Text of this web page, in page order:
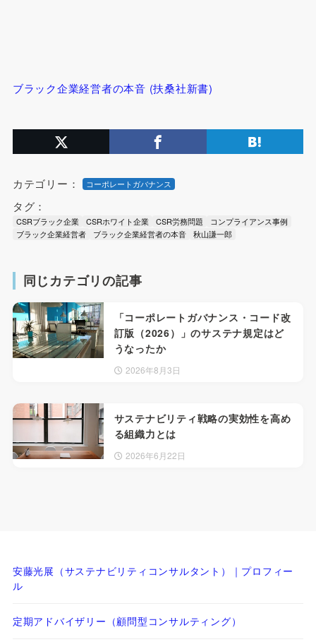
ブラック企業経営者の本音 (扶桑社新書)
カテゴリー： コーポレートガバナンス
タグ：
CSRブラック企業 CSRホワイト企業 CSR労務問題
コンプライアンス事例
ブラック企業経営者
ブラック企業経営者の本音 秋山謙一郎
同じカテゴリの記事
「コーポレートガバナンス・コード改
訂版（2026）」のサステナ規定はど
うなったか
2026年8月3日
サステナビリティ戦略の実効性を高め
る組織力とは
2026年6月22日
安藤光展（サステナビリティコンサルタント）｜プロフィー
ル
定期アドバイザリー（顧問型コンサルティング）